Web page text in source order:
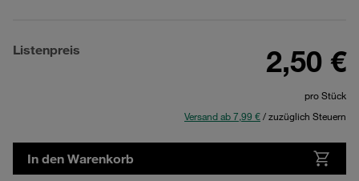
Listenpreis 2,50 €
pro Stück
Versand ab 7,99 €/ zuzüglich Steuern
In den Warenkorb